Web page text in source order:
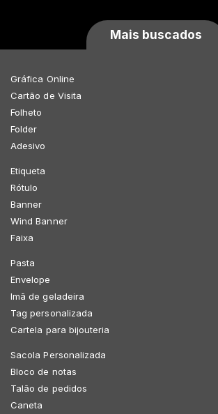
Mais buscados
Gráfica Online
Cartão de Visita
Folheto
Folder
Adesivo
Etiqueta
Rótulo
Banner
Wind Banner
Faixa
Pasta
Envelope
Imã de geladeira
Tag personalizada
Cartela para bijouteria
Sacola Personalizada
Bloco de notas
Talão de pedidos
Caneta